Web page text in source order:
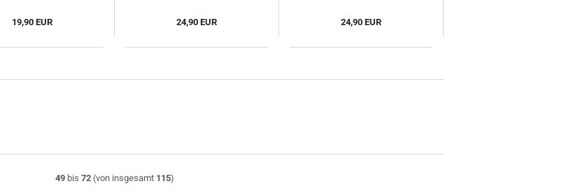
19,90 EUR 24,90 EUR 24,90 EUR
49 bis 72 (von insgesamt 115)